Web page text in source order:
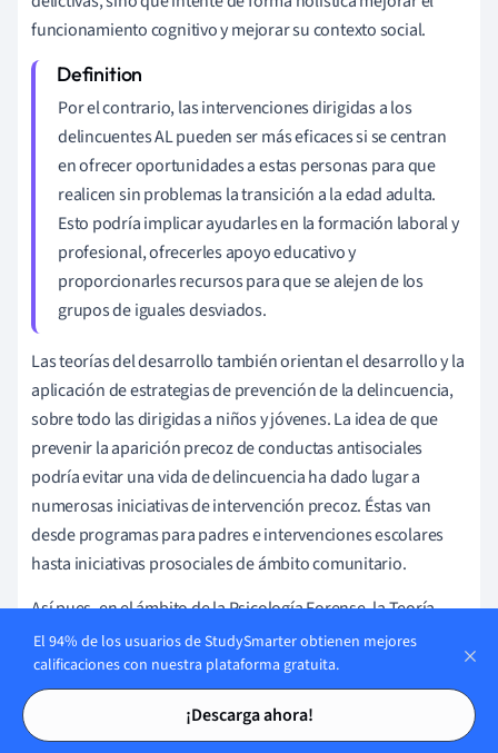
Tarjetas de estudio
Tarjetas de estudio
funcionamiento cognitivo y mejorar su contexto social.
Por el contrario, las intervenciones dirigidas a los
delincuentes AL pueden ser más eficaces si se centran
en ofrecer oportunidades a estas personas para que
realicen sin problemas la transición a la edad adulta.
Esto podría implicar ayudarles en la formación laboral y
profesional, ofrecerles apoyo educativo y
proporcionarles recursos para que se alejen de los
grupos de iguales desviados.
Las teorías del desarrollo también orientan el desarrollo y la
aplicación de estrategias de prevención de la delincuencia,
sobre todo las dirigidas a niños y jóvenes. La idea de que
prevenir la aparición precoz de conductas antisociales
podría evitar una vida de delincuencia ha dado lugar a
numerosas iniciativas de intervención precoz. Éstas van
desde programas para padres e intervenciones escolares
hasta iniciativas prosociales de ámbito comunitario.
Así pues, en el ámbito de la Psicología Forense, la Teoría
Evolutiva del Delito constituye la base de la comprensión de
la progresión de la conducta delictiva, contribuyendo
significativamente a los aspectos diagnósticos, predictivos y
rehabilitadores del campo.
El 94% de los usuarios de StudySmarter obtienen mejores
calificaciones con nuestra plataforma gratuita.
¡Descarga ahora!